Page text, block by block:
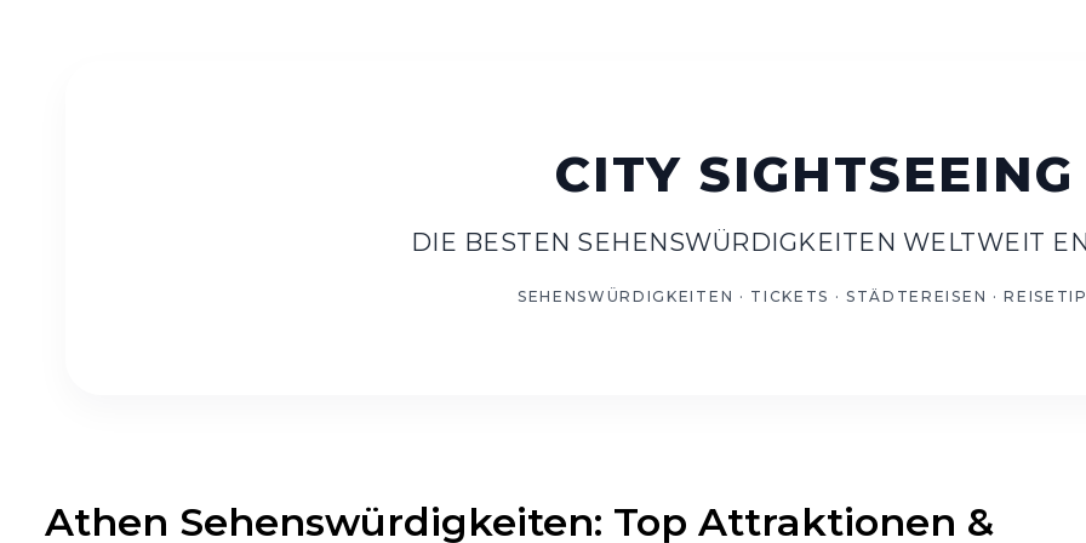
DIE BESTEN SEHENSWÜRDIGKEITEN WELTWEIT
Athen Sehenswürdigkeiten: Top Attraktionen &